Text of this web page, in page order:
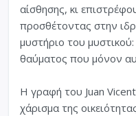
αίσθησης, κι
προσθέτοντας στην
μυστήριο του
θαύματος που μόνον
Η γραφή του Juan
χάρισμα της